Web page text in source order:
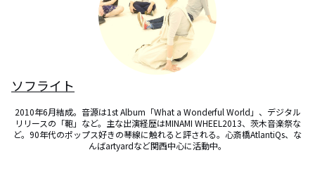
ソフライト
2010年6月結成。音源は1st Album「What a Wonderful World」、デジタル
リリースの「鞄」など。主な出演経歴はMINAMI WHEEL2013、茨木音楽祭な
ど。90年代のポップス好きの琴線に触れると評される。心斎橋AtlantiQs、な
んばartyardなど関西中心に活動中。